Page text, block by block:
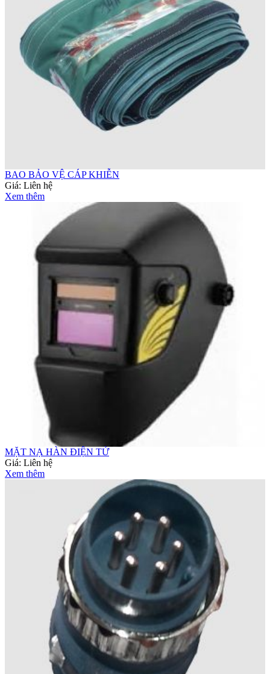
BAO BẢO VỆ CÁP KHIỄN
Giá: Liên hệ
Xem thêm
MẶT NẠ HÀN ĐIỆN TỬ
Giá: Liên hệ
Xem thêm